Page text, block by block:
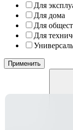
Для
Для дома
Для
Для
Применить